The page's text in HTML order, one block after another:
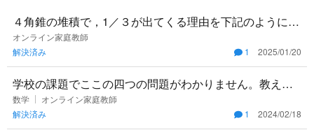
４角錐の堆積で，1／３が出てくる理由を下記のように考
えました。 立方体あるいは平行六面体は，堆積が等しい
３つの４角錐に分
オンライン家庭教師
解決済み
1 2025/01/20
学校の課題でここの四つの問題がわかりません。教えて
ください！
数学
オンライン家庭教師
解決済み
1 2024/02/18